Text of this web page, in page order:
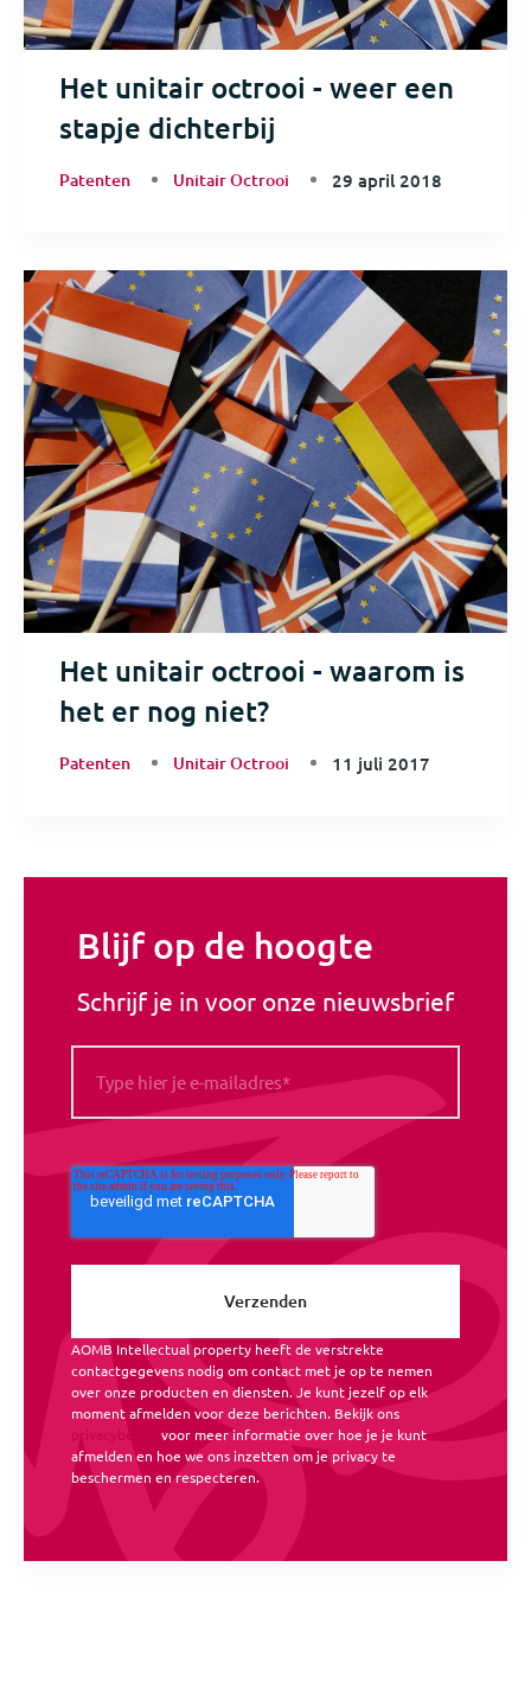
Het unitair octrooi - weer een
stapje dichterbij
Patenten Unitair Octrooi 29 april 2018
Het unitair octrooi - waarom is
het er nog niet?
Patenten Unitair Octrooi 11 juli 2017
Blijf op de hoogte
Schrijf je in voor onze nieuwsbrief
AOMB Intellectual property heeft de verstrekte
contactgegevens nodig om contact met je op te nemen
over onze producten en diensten. Je kunt jezelf op elk
moment afmelden voor deze berichten. Bekijk ons
voor meer informatie over hoe je je kunt
afmelden en hoe we ons inzetten om je privacy te
beschermen en respecteren.